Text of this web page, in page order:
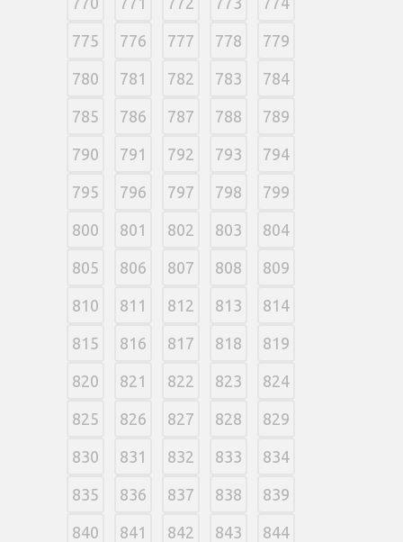
775 776 777 778 779
780 781 782 783 784
785 786 787 788 789
790 791 792 793 794
795 796 797 798 799
800 801 802 803 804
805 806 807 808 809
810 811 812 813 814
815 816 817 818 819
820 821 822 823 824
825 826 827 828 829
830 831 832 833 834
835 836 837 838 839
840 841 842 843 844